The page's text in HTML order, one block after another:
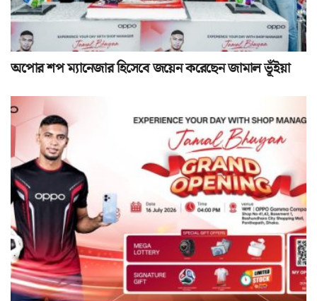
অপোর শপ ম্যানেজার হিসেবে জয়েন করেছেন জামাল ভূঁইয়া